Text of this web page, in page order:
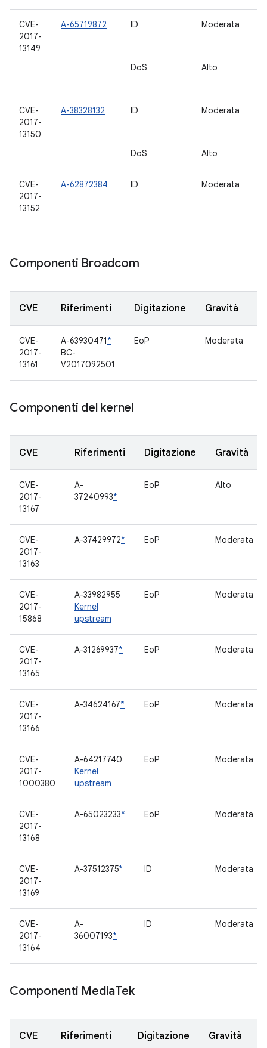
CVE-
2017-
13149
A-65719872 ID Moderata
DoS Alto
CVE-
2017-
13150
A-38328132 ID Moderata
DoS Alto
CVE-
2017-
13152
A-62872384 ID Moderata
Componenti Broadcom
CVE Riferimenti Digitazione Gravità
CVE-
2017-
13161
A-63930471*
BC-
V2017092501
EoP Moderata
Componenti del kernel
CVE Riferimenti Digitazione Gravità
CVE-
2017-
13167
A-
37240993*
EoP Alto
CVE-
2017-
13163
A-37429972* EoP Moderata
CVE-
2017-
15868
A-33982955
Kernel
upstream
EoP Moderata
CVE-
2017-
13165
A-31269937* EoP Moderata
CVE-
2017-
13166
A-34624167* EoP Moderata
CVE-
2017-
1000380
A-64217740
Kernel
upstream
EoP Moderata
CVE-
2017-
13168
A-65023233* EoP Moderata
CVE-
2017-
13169
A-37512375* ID Moderata
CVE-
2017-
13164
A-
36007193*
ID Moderata
Componenti MediaTek
CVE Riferimenti Digitazione Gravità